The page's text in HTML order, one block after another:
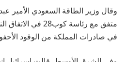
وقال وزير الطاقة السعودي الأمير
متفق مع رئاسة كوب28
في صادرات المملكة من الوقود